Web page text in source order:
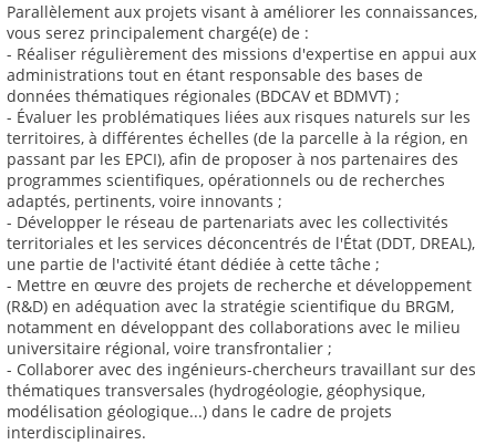
Parallèlement aux projets visant à améliorer les connaissances,
vous serez principalement chargé(e) de :
- Réaliser régulièrement des missions d'expertise en appui aux
administrations tout en étant responsable des bases de
données thématiques régionales (BDCAV et BDMVT) ;
- Évaluer les problématiques liées aux risques naturels sur les
territoires, à différentes échelles (de la parcelle à la région, en
passant par les EPCI), afin de proposer à nos partenaires des
programmes scientifiques, opérationnels ou de recherches
adaptés, pertinents, voire innovants ;
- Développer le réseau de partenariats avec les collectivités
territoriales et les services déconcentrés de l'État (DDT, DREAL),
une partie de l'activité étant dédiée à cette tâche ;
- Mettre en œuvre des projets de recherche et développement
(R&D) en adéquation avec la stratégie scientifique du BRGM,
notamment en développant des collaborations avec le milieu
universitaire régional, voire transfrontalier ;
- Collaborer avec des ingénieurs-chercheurs travaillant sur des
thématiques transversales (hydrogéologie, géophysique,
modélisation géologique...) dans le cadre de projets
interdisciplinaires.